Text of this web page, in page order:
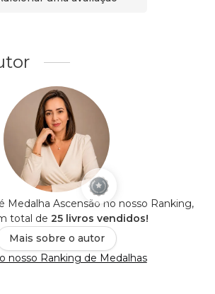
Medalha Ascensão no nosso Ranking,
total de 25 livros vendidos!
Mais sobre o autor
nosso Ranking de Medalhas